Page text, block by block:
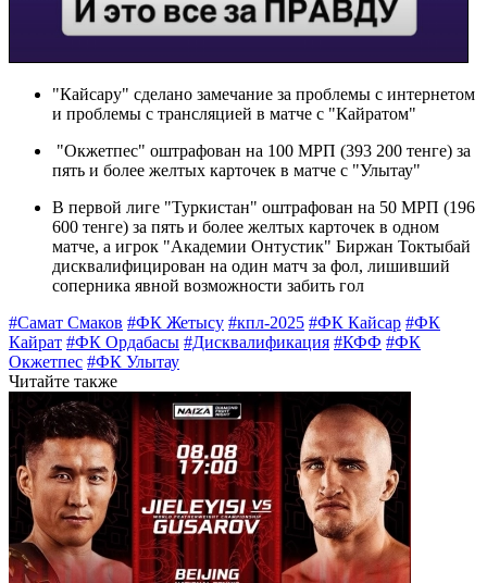
"Кайсару" сделано замечание за проблемы с интернетом
и проблемы с трансляцией в матче с "Кайратом"
"Окжетпес" оштрафован на 100 МРП (393 200 тенге) за
пять и более желтых карточек в матче с "Улытау"
В первой лиге "Туркистан" оштрафован на 50 МРП (196
600 тенге) за пять и более желтых карточек в одном
матче, а игрок "Академии Онтустик" Биржан Токтыбай
дисквалифицирован на один матч за фол, лишивший
соперника явной возможности забить гол
#Самат Смаков #ФК Жетысу #кпл-2025 #ФК Кайсар #ФК
Кайрат #ФК Ордабасы #Дисквалификация #КФФ #ФК
Окжетпес #ФК Улытау
Читайте также